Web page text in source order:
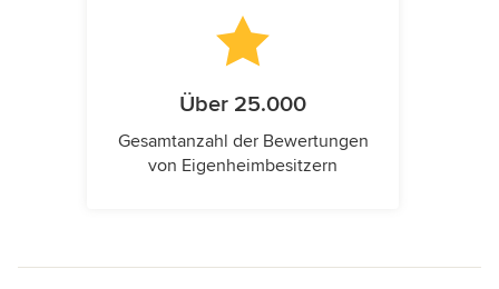
Über 25.000
Gesamtanzahl der Bewertungen
von Eigenheimbesitzern